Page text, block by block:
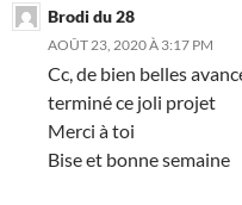
Brodi du 28
AOÛT 23, 2020 À 3:17 PM
Cc, de bien belles
terminé ce joli projet
Merci à toi
Bise et bonne semaine